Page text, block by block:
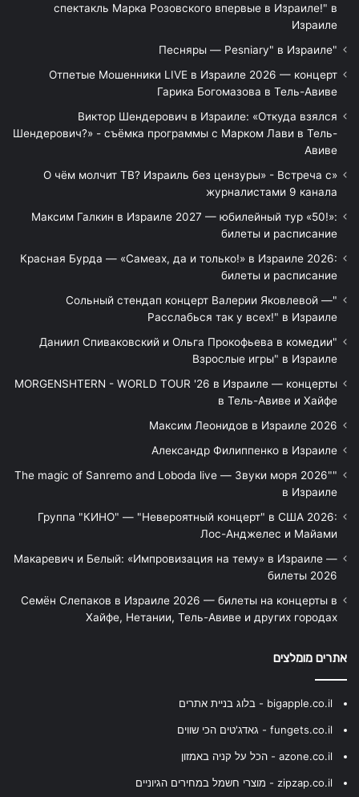
спектакль Марка Розовского впервые в Израиле!" в
Израиле
"Песняры — Pesniary" в Израиле
Отпетые Мошенники LIVE в Израиле 2026 — концерт
Гарика Богомазова в Тель-Авиве
Виктор Шендерович в Израиле: «Откуда взялся
Шендерович?» - съёмка программы с Марком Лави в Тель-
Авиве
«О чём молчит ТВ? Израиль без цензуры» - Встреча с
журналистами 9 канала
Максим Галкин в Израиле 2027 — юбилейный тур «50!»:
билеты и расписание
Красная Бурда — «Самеах, да и только!» в Израиле 2026:
билеты и расписание
"Сольный стендап концерт Валерии Яковлевой —
Расслабься так у всех!" в Израиле
"Даниил Спиваковский и Ольга Прокофьева в комедии
Взрослые игры" в Израиле
MORGENSHTERN - WORLD TOUR '26 в Израиле — концерты
в Тель-Авиве и Хайфе
Максим Леонидов в Израиле 2026
Александр Филиппенко в Израиле
"The magic of Sanremo and Loboda live — Звуки моря 2026"
в Израиле
Группа "КИНО" — "Невероятный концерт" в США 2026:
Лос-Анджелес и Майами
Макаревич и Белый: «Импровизация на тему» в Израиле —
билеты 2026
Семён Слепаков в Израиле 2026 — билеты на концерты в
Хайфе, Нетании, Тель-Авиве и других городах
אתרים מומלצים
bigapple.co.il - בלוג בניית אתרים
fungets.co.il - גאדג'טים הכי שווים
azone.co.il - הכל על קניה באמזון
zipzap.co.il - מוצרי חשמל במחירים הגיוניים